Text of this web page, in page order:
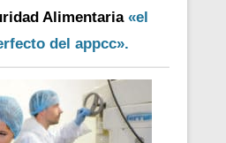
Alimentaria «el
del appcc».